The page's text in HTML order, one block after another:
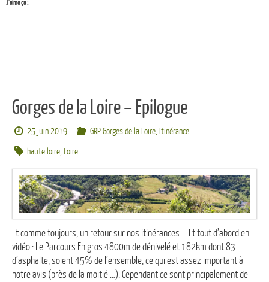
J’aime ça :
Gorges de la Loire – Epilogue
25 juin 2019 .GRP Gorges de la Loire, Itinérance
haute loire, Loire
Et comme toujours, un retour sur nos itinérances … Et tout d’abord en
vidéo : Le Parcours En gros 4800m de dénivelé et 182km dont 83
d’asphalte, soient 45% de l’ensemble, ce qui est assez important à
notre avis (près de la moitié …). Cependant ce sont principalement de